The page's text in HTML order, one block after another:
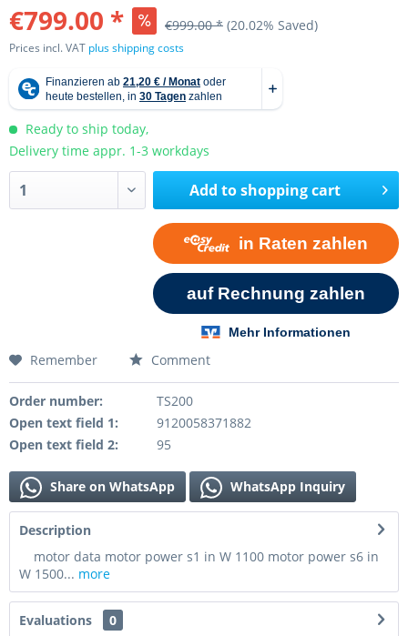
€799.00 * €999.00 * (20.02% Saved)
Prices incl. VAT plus shipping costs
Ready to ship today,
Delivery time appr. 1-3 workdays
Add toshopping cart
Remember Comment
Order number:
TS200
Open text field 1:
9120058371882
Open text field 2:
95
Share on WhatsApp WhatsApp Inquiry
Description
motor data motor power s1 in W 1100 motor power s6 in
W 1500... more
Evaluations
0